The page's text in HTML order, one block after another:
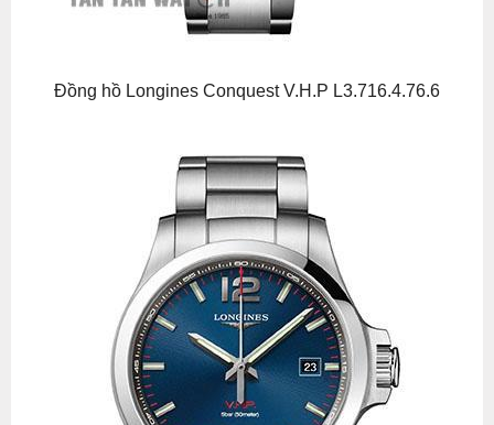
Đồng hồ Longines Conquest V.H.P L3.716.4.76.6